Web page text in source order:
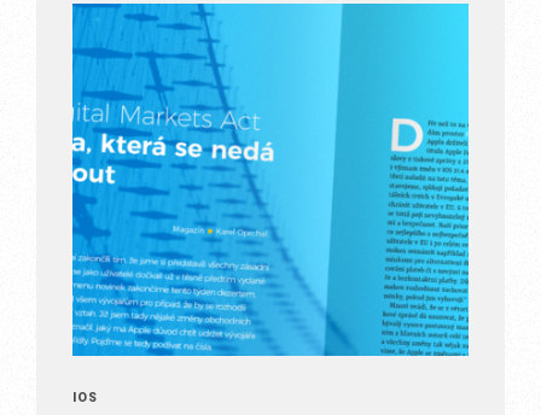
IOS